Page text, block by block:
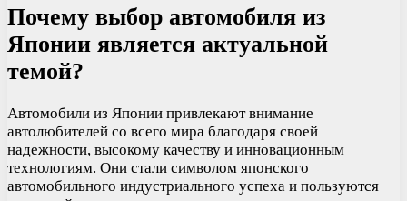
Почему выбор автомобиля из
Японии является актуальной
темой?
Автомобили из Японии привлекают внимание
автолюбителей со всего мира благодаря своей
надежности, высокому качеству и инновационным
технологиям. Они стали символом японского
автомобильного индустриального успеха и пользуются